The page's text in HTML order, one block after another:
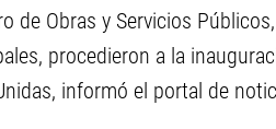
de Obras y Servicios
procedieron a la
informó el portal de